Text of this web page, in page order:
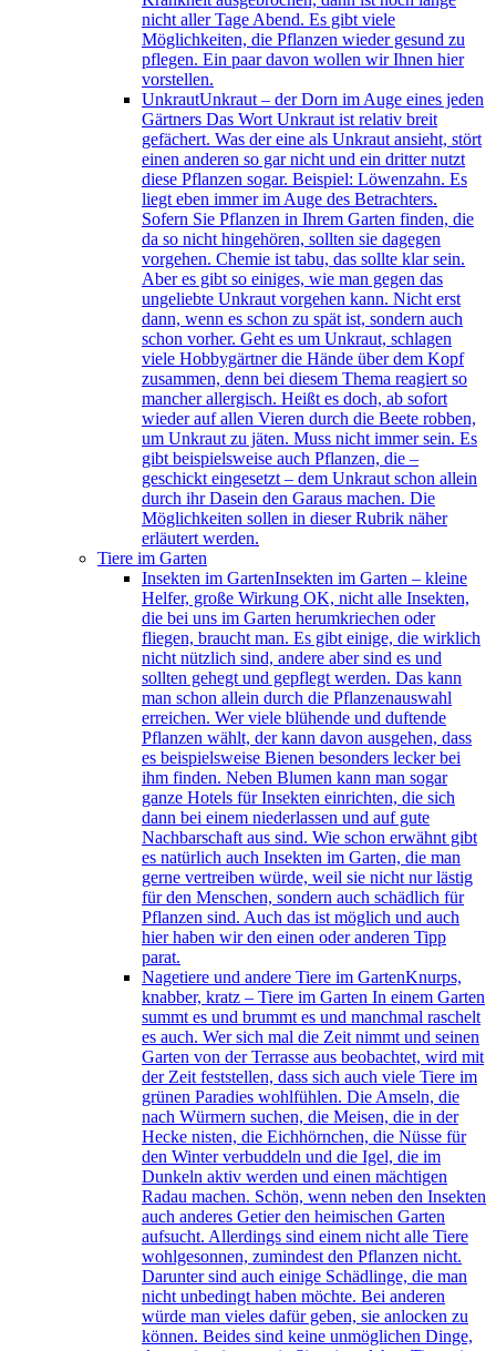
nicht aller Tage Abend. Es gibt viele
Möglichkeiten, die Pflanzen wieder gesund zu
pflegen. Ein paar davon wollen wir Ihnen hier
vorstellen.
UnkrautUnkraut – der Dorn im Auge eines jeden
Gärtners Das Wort Unkraut ist relativ breit
gefächert. Was der eine als Unkraut ansieht, stört
einen anderen so gar nicht und ein dritter nutzt
diese Pflanzen sogar. Beispiel: Löwenzahn. Es
liegt eben immer im Auge des Betrachters.
Sofern Sie Pflanzen in Ihrem Garten finden, die
da so nicht hingehören, sollten sie dagegen
vorgehen. Chemie ist tabu, das sollte klar sein.
Aber es gibt so einiges, wie man gegen das
ungeliebte Unkraut vorgehen kann. Nicht erst
dann, wenn es schon zu spät ist, sondern auch
schon vorher. Geht es um Unkraut, schlagen
viele Hobbygärtner die Hände über dem Kopf
zusammen, denn bei diesem Thema reagiert so
mancher allergisch. Heißt es doch, ab sofort
wieder auf allen Vieren durch die Beete robben,
um Unkraut zu jäten. Muss nicht immer sein. Es
gibt beispielsweise auch Pflanzen, die –
geschickt eingesetzt – dem Unkraut schon allein
durch ihr Dasein den Garaus machen. Die
Möglichkeiten sollen in dieser Rubrik näher
erläutert werden.
Tiere im Garten
Insekten im GartenInsekten im Garten – kleine
Helfer, große Wirkung OK, nicht alle Insekten,
die bei uns im Garten herumkriechen oder
fliegen, braucht man. Es gibt einige, die wirklich
nicht nützlich sind, andere aber sind es und
sollten gehegt und gepflegt werden. Das kann
man schon allein durch die Pflanzenauswahl
erreichen. Wer viele blühende und duftende
Pflanzen wählt, der kann davon ausgehen, dass
es beispielsweise Bienen besonders lecker bei
ihm finden. Neben Blumen kann man sogar
ganze Hotels für Insekten einrichten, die sich
dann bei einem niederlassen und auf gute
Nachbarschaft aus sind. Wie schon erwähnt gibt
es natürlich auch Insekten im Garten, die man
gerne vertreiben würde, weil sie nicht nur lästig
für den Menschen, sondern auch schädlich für
Pflanzen sind. Auch das ist möglich und auch
hier haben wir den einen oder anderen Tipp
parat.
Nagetiere und andere Tiere im GartenKnurps,
knabber, kratz – Tiere im Garten In einem Garten
summt es und brummt es und manchmal raschelt
es auch. Wer sich mal die Zeit nimmt und seinen
Garten von der Terrasse aus beobachtet, wird mit
der Zeit feststellen, dass sich auch viele Tiere im
grünen Paradies wohlfühlen. Die Amseln, die
nach Würmern suchen, die Meisen, die in der
Hecke nisten, die Eichhörnchen, die Nüsse für
den Winter verbuddeln und die Igel, die im
Dunkeln aktiv werden und einen mächtigen
Radau machen. Schön, wenn neben den Insekten
auch anderes Getier den heimischen Garten
aufsucht. Allerdings sind einem nicht alle Tiere
wohlgesonnen, zumindest den Pflanzen nicht.
Darunter sind auch einige Schädlinge, die man
nicht unbedingt haben möchte. Bei anderen
würde man vieles dafür geben, sie anlocken zu
können. Beides sind keine unmöglichen Dinge,